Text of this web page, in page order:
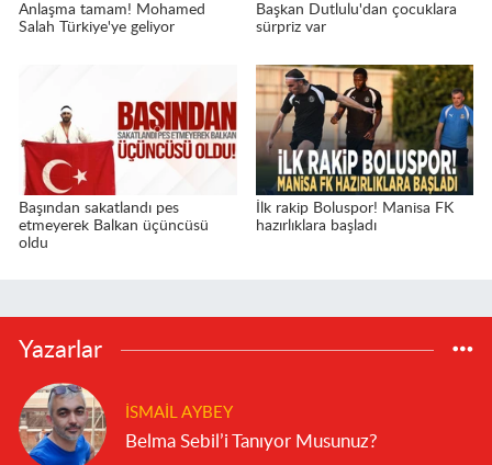
Anlaşma tamam! Mohamed
Salah Türkiye'ye geliyor
Başkan Dutlulu'dan çocuklara
sürpriz var
Başından sakatlandı pes
etmeyerek Balkan üçüncüsü
oldu
İlk rakip Boluspor! Manisa FK
hazırlıklara başladı
Yazarlar
İSMAIL AYBEY
Belma Sebil’i Tanıyor Musunuz?